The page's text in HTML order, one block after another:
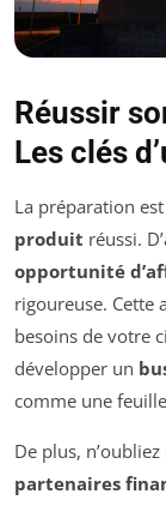
Réussir
Les clés
La préparation
produit réussi.
opportunité
rigoureuse. Cette
besoins de votre
développer un
comme une
De plus,
partenaires